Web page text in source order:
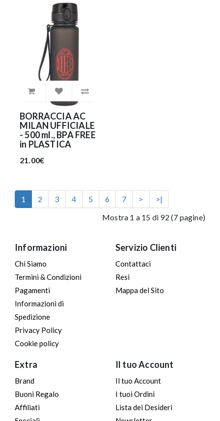
BORRACCIA AC
MILAN UFFICIALE
- 500 ml., BPA FREE
in PLASTICA
21.00€
1 2 3 4 5 6 7 >
>|
Mostra 1 a 15 di 92 (7 pagine)
Informazioni
Chi Siamo
Termini & Condizioni
Pagamenti
Informazioni di
Spedizione
Privacy Policy
Cookie policy
Servizio Clienti
Contattaci
Resi
Mappa del Sito
Extra
Brand
Buoni Regalo
Affiliati
Il tuo Account
Il tuo Account
I tuoi Ordini
Lista dei Desideri